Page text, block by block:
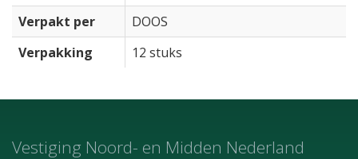
Verpakt per
DOOS
Verpakking
12 stuks
Vestiging Noord- en Midden Nederland